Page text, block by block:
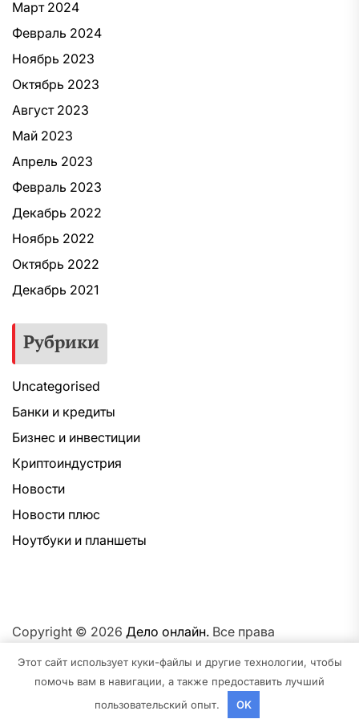
Март 2024
Февраль 2024
Ноябрь 2023
Октябрь 2023
Август 2023
Май 2023
Апрель 2023
Февраль 2023
Декабрь 2022
Ноябрь 2022
Октябрь 2022
Декабрь 2021
Рубрики
Uncategorised
Банки и кредиты
Бизнес и инвестиции
Криптоиндустрия
Новости
Новости плюс
Ноутбуки и планшеты
Copyright © 2026 Дело онлайн. Все права
платформеWordPress.
Этот сайт использует куки-файлы и другие технологии, чтобы
помочь вам в навигации, а также предоставить лучший
пользовательский опыт.
OK